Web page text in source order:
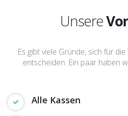
Unsere
Es gibt viele Gründe, sich für
entscheiden. Ein paar haben
Alle Kassen